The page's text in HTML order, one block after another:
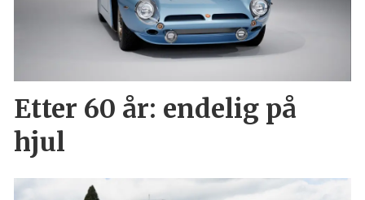
Etter 60 år: endelig på
hjul